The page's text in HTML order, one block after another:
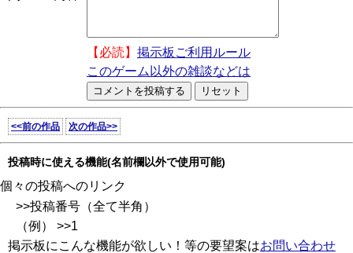
【必読】 掲示板ご利用ルール
このゲーム以外の雑談などは
<<前の作品 次の作品>>
投稿時に使える機能(名前欄以外で使用可能)
個々の投稿へのリンク
>>投稿番号（全て半角）
（例） >>1
掲示板にこんな機能が欲しい！等の要望案はお問い合わせ